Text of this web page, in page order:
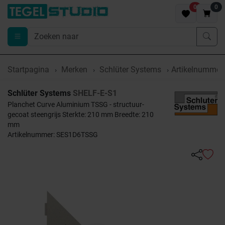
0 0
Startpagina Merken Schlüter Systems Artikelnummer
Schlüter Systems SHELF-E-S1
Planchet Curve Aluminium TSSG - structuur-
gecoat steengrijs Sterkte: 210 mm Breedte: 210
mm
Artikelnummer: SES1D6TSSG